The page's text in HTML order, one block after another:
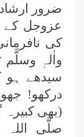
ضرور ارشاد
عزوجل کے
کی
واٰلہٖ وسلَّم
سیدھے ہو
درکھو!
(بھی
صلَّی اللہ